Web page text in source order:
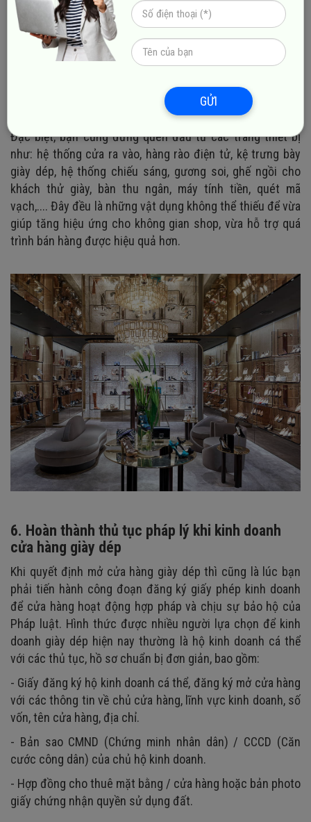
hàng. Các gam màu trung tính như: trắng, đen, vàng kem,
xám,... được xem là sự lựa chọn an toàn và phổ biến nhất
đối với phần đông những cửa hàng hiện nay. Nhưng nếu
khách hàng của bạn là giới trẻ thì có thể tô điểm thêm một
hàng trung niên thì hãy hướng đến không gian sang trọng,
Đặc biệt, bạn cũng đừng quên đầu tư các trang thiết bị
như: hệ thống cửa ra vào, hàng rào điện tử, kệ trưng bày
giày dép, hệ thống chiếu sáng, gương soi, ghế ngồi cho
khách thử giày, bàn thu ngân, máy tính tiền, quét mã
vạch,.... Đây đều là những vật dụng không thể thiếu để vừa
giúp tăng hiệu ứng cho không gian shop, vừa hỗ trợ quá
trình bán hàng được hiệu quả hơn.
6. Hoàn thành thủ tục pháp lý khi kinh doanh
cửa hàng giày dép
Khi quyết định mở cửa hàng giày dép thì cũng là lúc bạn
phải tiến hành công đoạn đăng ký giấy phép kinh doanh
để cửa hàng hoạt động hợp pháp và chịu sự bảo hộ của
Pháp luật. Hình thức được nhiều người lựa chọn để kinh
doanh giày dép hiện nay thường là hộ kinh doanh cá thể
với các thủ tục, hồ sơ chuẩn bị đơn giản, bao gồm:
- Giấy đăng ký hộ kinh doanh cá thể, đăng ký mở cửa hàng
với các thông tin về chủ cửa hàng, lĩnh vực kinh doanh, số
vốn, tên cửa hàng, địa chỉ.
- Bản sao CMND (Chứng minh nhân dân) / CCCD (Căn
cước công dân) của chủ hộ kinh doanh.
- Hợp đồng cho thuê mặt bằng / cửa hàng hoặc bản photo
giấy chứng nhận quyền sử dụng đất.
GỬI